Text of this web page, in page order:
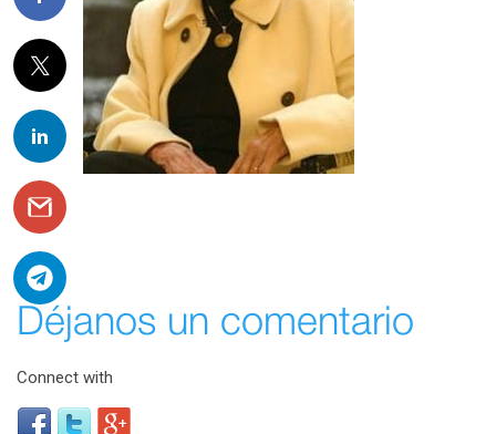
Déjanos un comentario
Connect with